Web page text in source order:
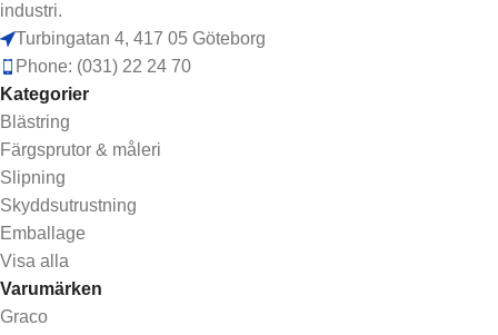
industri.
Turbingatan 4, 417 05 Göteborg
Phone: (031) 22 24 70
Kategorier
Blästring
Färgsprutor & måleri
Slipning
Skyddsutrustning
Emballage
Visa alla
Varumärken
Graco